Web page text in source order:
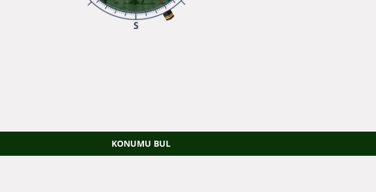
KONUMU BUL